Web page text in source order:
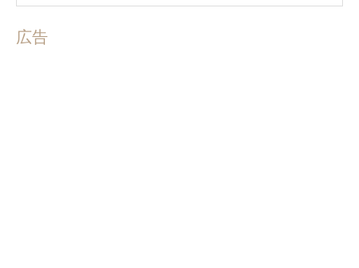
広告